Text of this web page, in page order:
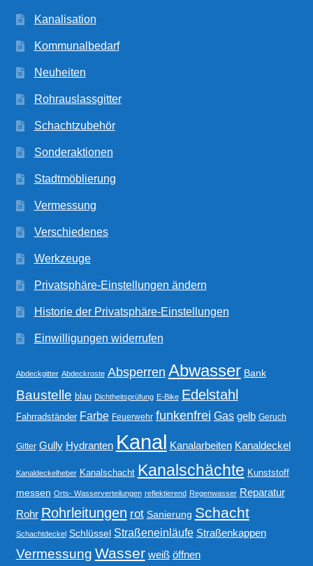
Kanalisation
Kommunalbedarf
Neuheiten
Rohrauslassgitter
Schachtzubehör
Sonderaktionen
Stadtmöblierung
Vermessung
Verschiedenes
Werkzeuge
Privatsphäre-Einstellungen ändern
Historie der Privatsphäre-Einstellungen
Einwilligungen widerrufen
Abdeckgitter Abdeckroste Absperren Abwasser Bank
Baustelle blau Dichtheitsprüfung E-Bike Edelstahl
Fahrradständer Farbe Feuerwehr funkenfrei Gas gelb Geruch
Gitter Gully Hydranten Kanal Kanalarbeiten Kanaldeckel
Kanaldeckelheber Kanalschacht Kanalschächte Kunststoff
messen Orts- Wasserverteilungen reflektierend Regenwasser Reparatur
Rohr Rohrleitungen rot Sanierung Schacht
Schachtdeckel Schlüssel Straßeneinläufe Straßenkappen
Vermessung Wasser weiß öffnen